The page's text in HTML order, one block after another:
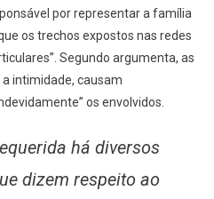
por representar a família
os trechos expostos nas redes
Segundo argumenta, as
intimidade, causam
os envolvidos.
há diversos
dizem respeito ao